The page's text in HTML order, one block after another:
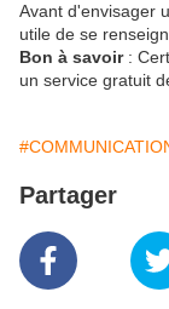
Avant d'envisager
utile de se
Bon à savoir:
un service gratuit
Partager